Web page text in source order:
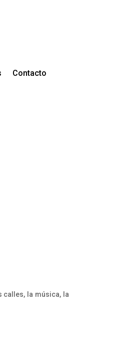
Contacto
calles, la música, la